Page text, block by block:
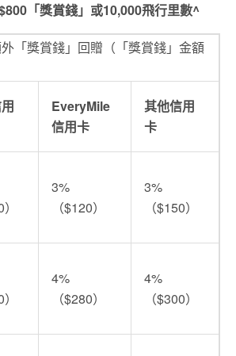
「獎賞錢」或10,000飛行里數^
「獎賞錢」回贈（「獎賞錢」金額
EveryMile
信用卡
其他信用
卡
3%
（$120）
3%
（$150）
4%
（$280）
4%
（$300）